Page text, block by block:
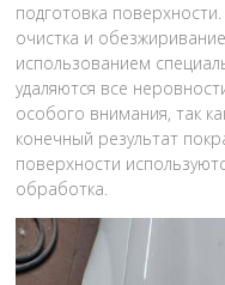
подготовка
очистка и
использованием
удаляются все
особого внимания, так
конечный результат
поверхности
обработка.